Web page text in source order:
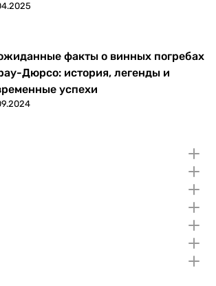
факты о винных погребах
Дюрсо: история, легенды и
успехи